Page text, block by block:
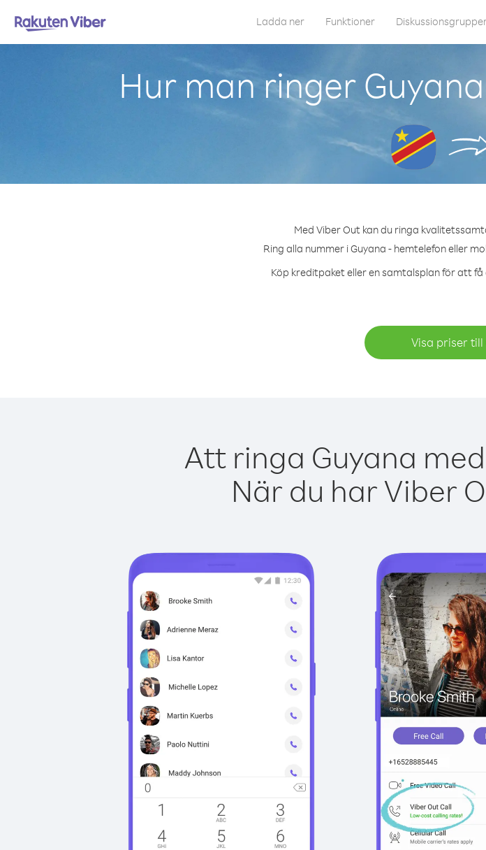
Ladda ner Funktioner
Hur man ringer
Med Viber Out kan du ringa
Ring alla nummer i Guyana - hemtelefon eller
Köp kreditpaket eller en samtalsplan för att
Visa priser till
Att ringa Guyana
När du har Viber